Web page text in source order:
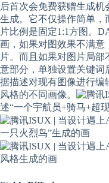
后首次会免费获赠生成
生成。它不仅操作简单，
片比例是固定1:1方图。
画，如果对图效果不满意
片。而且如果对图片局
意部分，单独设置关键词
据描述对现有图像进行编
风格的不同画像。
述“一个宇航员+骑马+超
一只火烈鸟”生成的画
风格生成的画